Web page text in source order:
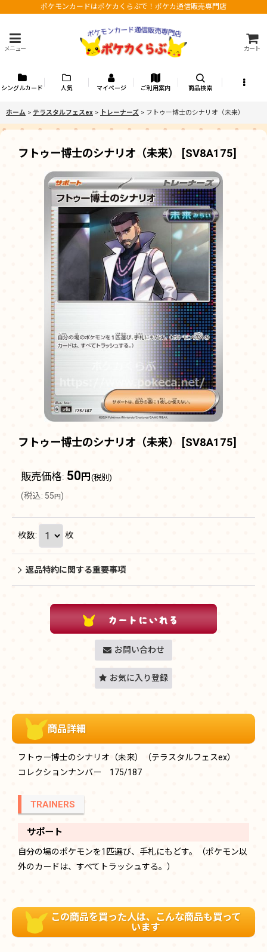
ポケモンカードはポケカくらぶで！ポケカ通信販売専門店
メニュー カート
シングルカード 人気 マイページ ご利用案内 商品検索
ホーム > テラスタルフェスex > トレーナーズ > フトゥー博士のシナリオ（未来）
フトゥー博士のシナリオ（未来） [SV8A175]
フトゥー博士のシナリオ（未来） [SV8A175]
販売価格: 50 円 (税別)
(税込: 55 円 )
枚数: 枚
返品特約に関する重要事項
お問い合わせ
お気に入り登録
商品詳細
フトゥー博士のシナリオ（未来）（テラスタルフェスex）
コレクションナンバー 175/187
TRAINERS
サポート
自分の場のポケモンを1匹選び、手札にもどす。（ポケモン以
外のカードは、すべてトラッシュする。）
この商品を買った人は、こんな商品も買って
います